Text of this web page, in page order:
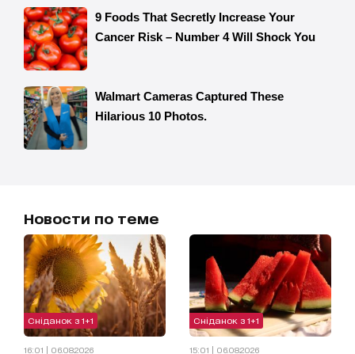
Новости по теме
Сніданок з 1+1
16:01 | 06.08.2026
Сніданок з 1+1
15:01 | 06.08.2026